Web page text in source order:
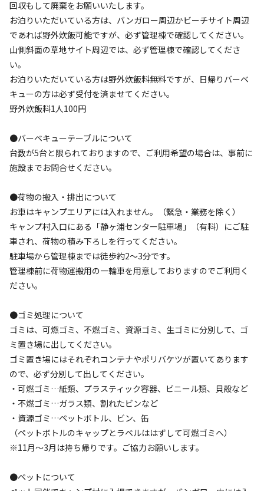
回収もして廃棄をお願いいたします。
お泊りいただいている方は、バンガロー周辺かビーチサイト周辺
であれば野外炊飯可能ですが、必ず管理棟で確認してください。
山側斜面の草地サイト周辺では、必ず管理棟で確認してくださ
い。
お泊りいただいている方は野外炊飯料無料ですが、日帰りバーベ
キューの方は必ず受付を済ませてください。
野外炊飯料1人100円
●バーベキューテーブルについて
台数が5台と限られておりますので、ご利用希望の場合は、事前に
施設までお問合せください。
●荷物の搬入・排出について
お車はキャンプエリアには入れません。（緊急・業務を除く）
キャンプ村入口にある「静ヶ浦センター駐車場」（有料）にご駐
車され、荷物の積み下ろしを行ってください。
駐車場から管理棟までは徒歩約2～3分です。
管理棟前に荷物運搬用の一輪車を用意しておりますのでご利用く
ださい。
●ゴミ処理について
ゴミは、可燃ゴミ、不燃ゴミ、資源ゴミ、生ゴミに分別して、ゴ
ミ置き場に出してください。
ゴミ置き場にはそれぞれコンテナやポリバケツが置いてあります
ので、必ず分別して出してください。
・可燃ゴミ…紙類、プラスティック容器、ビニール類、貝殻など
・不燃ゴミ…ガラス類、割れたビンなど
・資源ゴミ…ペットボトル、ビン、缶
（ペットボトルのキャップとラベルははずして可燃ゴミへ）
※11月～3月は持ち帰りです。ご協力お願いします。
●ペットについて
（例）毛布2マット2　バーベキューテーブル1台
空き状況検索
宿泊 日帰り
チェックイン チェックアウト
利用人数
検索対象
検索
キャンプサイト（12 件）
宿泊 区画サイト